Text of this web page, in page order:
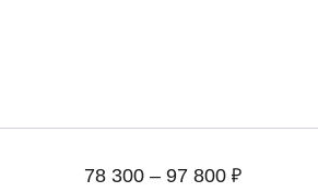
78 300 – 97 800 ₽